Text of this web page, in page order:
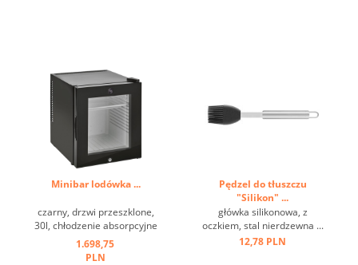
Minibar lodówka ...
czarny, drzwi przeszklone,
30l, chłodzenie absorpcyjne
...
1.698,75
PLN
Pędzel do tłuszczu
"Silikon" ...
główka silikonowa, z
oczkiem, stal nierdzewna ...
12,78 PLN